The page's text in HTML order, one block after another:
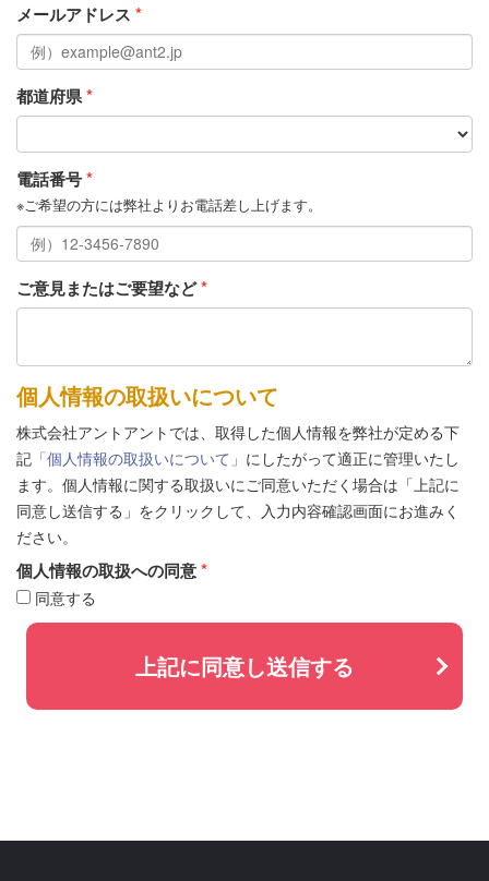
メールアドレス
都道府県
電話番号
※ご希望の方には弊社よりお電話差し上げます。
ご意見またはご要望など
個人情報の取扱いについて
株式会社アントアントでは、取得した個人情報を弊社が定める下
記 「個人情報の取扱いについて」 にしたがって適正に管理いたし
ます。個人情報に関する取扱いにご同意いただく場合は「上記に
同意し送信する」をクリックして、入力内容確認画面にお進みく
ださい。
個人情報の取扱への同意
同意する
上記に同意し送信する